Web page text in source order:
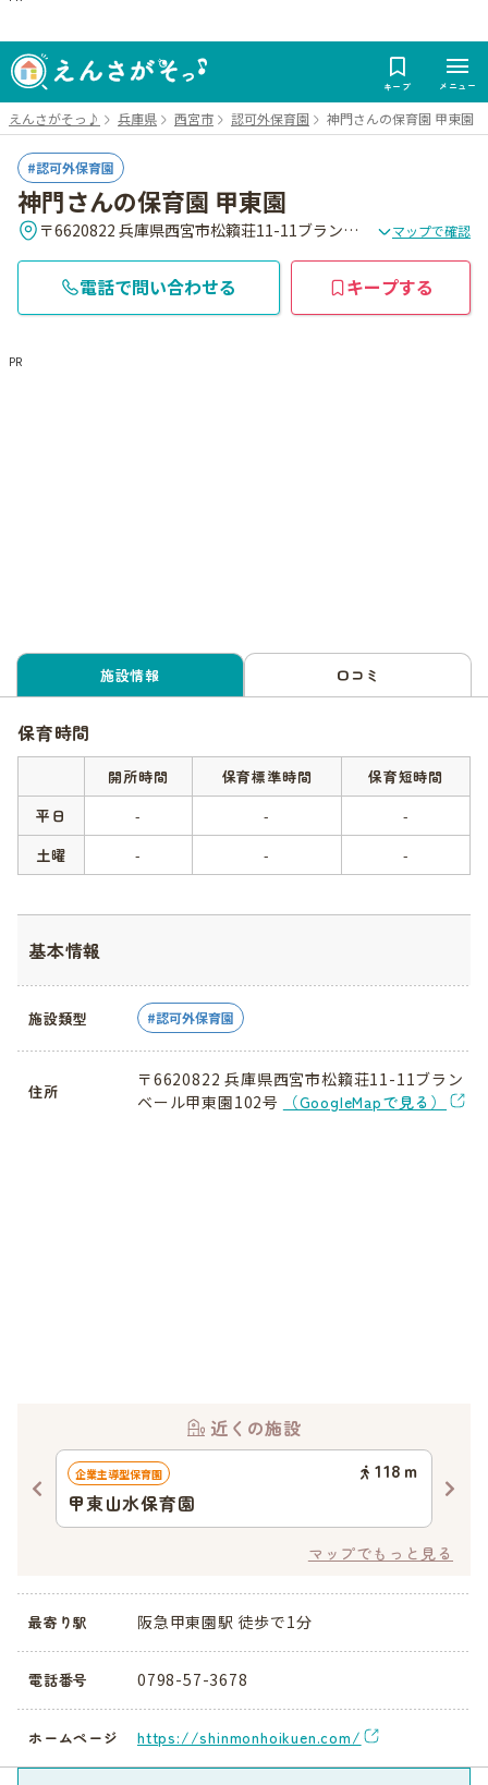
キープ メニュー
えんさがそっ♪ 兵庫県 西宮市 認可外保育園 神門さんの保育園 甲東園
認可外保育園
神門さんの保育園 甲東園
〒6620822 兵庫県西宮市松籟荘11-11ブランベール甲東園102号 マップで確認
電話で問い合わせる キープする
PR
施設情報 口コミ
保育時間
開所時間 保育標準時間
保育短時間
平日
- -
-
土曜
- - -
基本情報
施設類型 認可外保育園
住所
〒6620822 兵庫県西宮市松籟荘11-11ブラン
ベール甲東園102号
（GoogleMapで見る）
近くの施設
企業主導型保育園 118 ｍ
甲東山水保育園
マップでもっと見る
最寄り駅 阪急甲東園駅 徒歩で1分
電話番号 0798-57-3678
ホームページ https://shinmonhoikuen.com/